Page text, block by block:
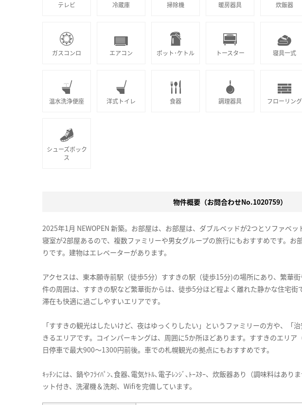
テレビ 冷蔵庫 掃除機 暖房器具 炊飯器
ガスコンロ エアコン ポット･ケトル トースター 寝具一式
温水洗浄便座 洋式トイレ 食器 調理器具 フローリング
シューズボック
ス
物件概要（お問合わせNo.1020759）
2025年1月 NEWOPEN 新築。お部屋は、お部屋は、ダブルベッドが2つとソファベッ
寝室が2部屋あるので、複数ファミリーや男女グループの旅行にもおすすめです。お
りです。建物はエレベーターがあります。
アクセスは、東本願寺前駅（徒歩5分）すすきの駅（徒歩15分)の場所にあり、繁華
件の周囲は、すすきの駅など繁華街からは、徒歩5分ほど程よく離れた静かな住宅街
滞在も快適に過ごしやすいエリアです。
「すすきの観光はしたいけど、夜はゆっくりしたい」というファミリーの方や、「
きるエリアです。コインパーキングは、周囲に5か所ほどあります。すすきのエリ
日停車で最大900～1300円前後。車での札幌観光の拠点にもおすすめです。
ｷｯﾁﾝには、鍋やﾌﾗｲﾊﾟﾝ､食器､電気ｹﾄﾙ､電子ﾚﾝｼﾞ､ﾄｰｽﾀｰ、炊飯器あり（調味料はあり
ット付き、洗濯機＆洗剤、Wifiを完備しています。